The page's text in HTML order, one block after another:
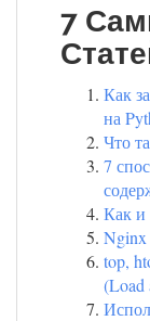
7
Как
на
Что
7
Как и
Nginx
top,
(Load